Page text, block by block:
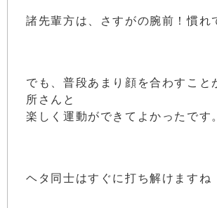
諸先輩方は、さすがの腕前！慣
でも、普段あまり顔を合わすこと
所さんと
楽しく運動ができてよかったです
ヘタ同士はすぐに打ち解けますね